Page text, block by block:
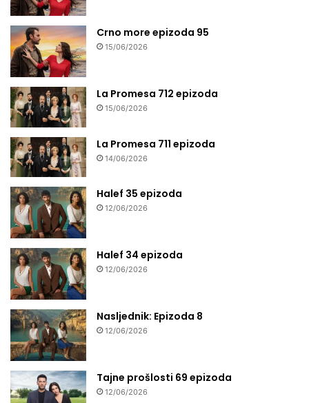
Crno more epizoda 95
15/06/2026
La Promesa 712 epizoda
15/06/2026
La Promesa 711 epizoda
14/06/2026
Halef 35 epizoda
12/06/2026
Halef 34 epizoda
12/06/2026
Nasljednik: Epizoda 8
12/06/2026
Tajne prošlosti 69 epizoda
12/06/2026